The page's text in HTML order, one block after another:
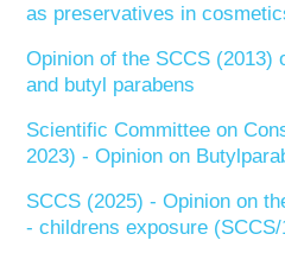
as preservatives in
Opinion of the SCCS (2013)
and butyl parabens
Scientific Committee on
2023) - Opinion on
SCCS (2025) - Opinion on
- childrens exposure (SCCS/